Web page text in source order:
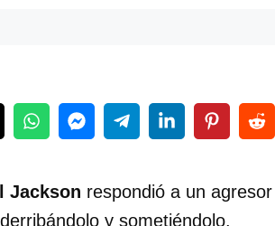
Jackson respondió a un
y sometiéndolo.